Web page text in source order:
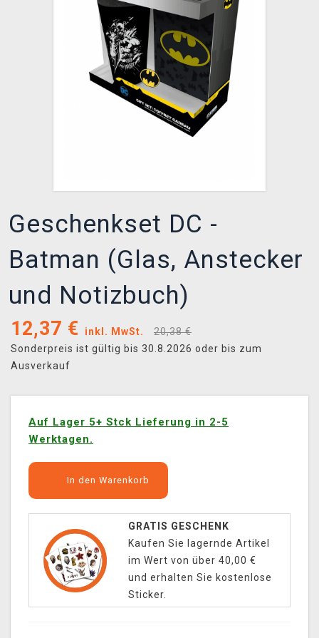
Geschenkset DC -
Batman (Glas, Anstecker
und Notizbuch)
12,37 € inkl. MwSt.
20,38 €
Sonderpreis ist gültig bis 30.8.2026 oder bis zum
Ausverkauf
Auf Lager 5+ Stck Lieferung in 2-5
Werktagen.
In den Warenkorb
GRATIS GESCHENK
Kaufen Sie lagernde Artikel
im Wert von über 40,00 €
und erhalten Sie kostenlose
Sticker.